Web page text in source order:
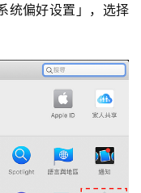
统偏好设置」，选择